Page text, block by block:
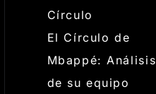
Círculo
El Círculo de
Mbappé: Análisis
de su equipo